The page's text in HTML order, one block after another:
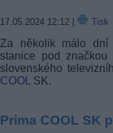
17.05.2024 12:12 Tisk
Za několik málo dní
stanice pod
slovenského
COOL
SK.
Prima COOL SK